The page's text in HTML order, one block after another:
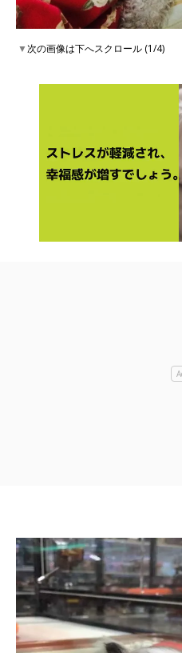
▼次の画像は下へスクロール (1/4)